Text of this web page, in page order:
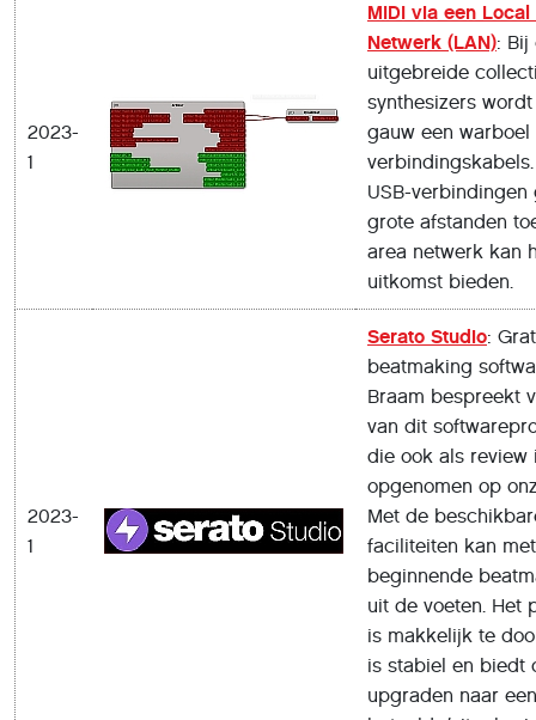
2023-
1
MIDI via een Local
Netwerk (LAN): Bij
uitgebreide
synthesizers
gauw een warboel
USB-verbindingen
grote afstanden
area netwerk kan
uitkomst bieden.
2023-
1
Serato Studio:
beatmaking
Braam bespreekt
van dit
die ook als review
opgenomen op
Met de
faciliteiten kan
beginnende
uit de voeten. Het
is makkelijk te
is stabiel en biedt
upgraden naar een